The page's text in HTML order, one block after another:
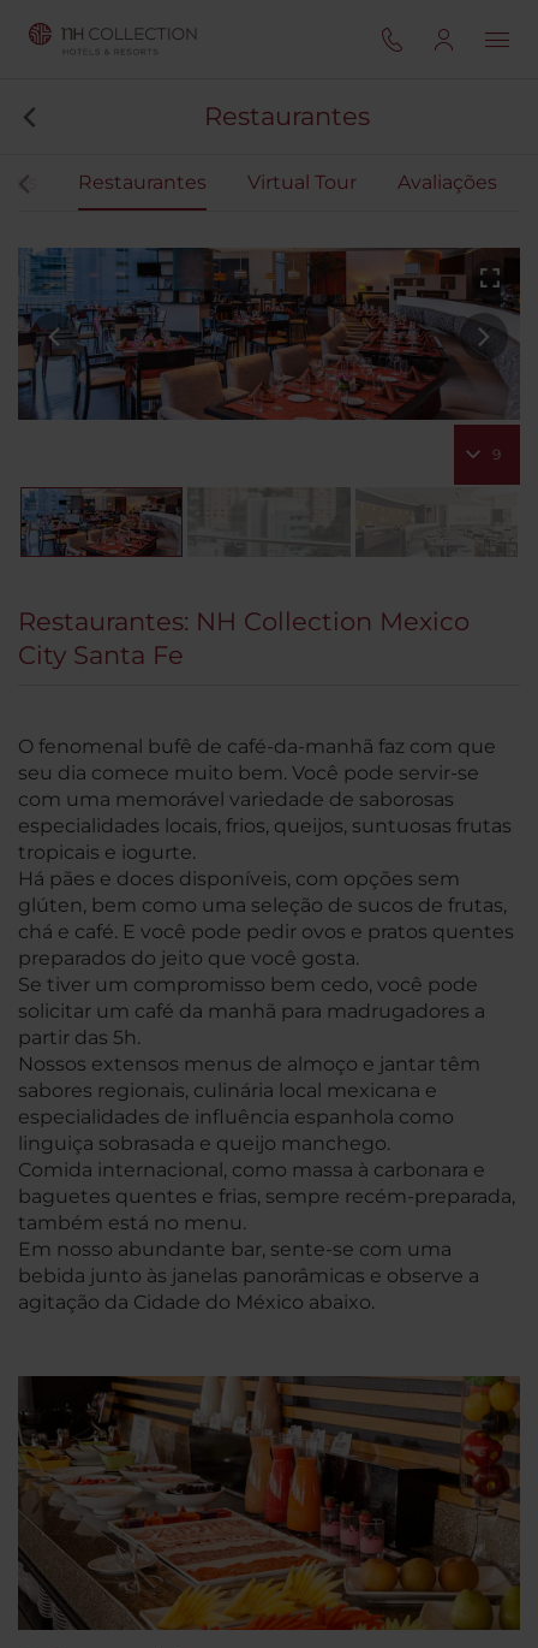
Restaurantes
Restaurantes Virtual Tour Avaliações
9
Restaurantes: NH Collection Mexico
City Santa Fe
O fenomenal bufê de café-da-manhã faz com que
seu dia comece muito bem. Você pode servir-se
com uma memorável variedade de saborosas
especialidades locais, frios, queijos, suntuosas frutas
tropicais e iogurte.
Há pães e doces disponíveis, com opções sem
glúten, bem como uma seleção de sucos de frutas,
chá e café. E você pode pedir ovos e pratos quentes
preparados do jeito que você gosta.
Se tiver um compromisso bem cedo, você pode
solicitar um café da manhã para madrugadores a
partir das 5h.
Nossos extensos menus de almoço e jantar têm
sabores regionais, culinária local mexicana e
especialidades de influência espanhola como
linguiça sobrasada e queijo manchego.
Comida internacional, como massa à carbonara e
baguetes quentes e frias, sempre recém-preparada,
também está no menu.
Em nosso abundante bar, sente-se com uma
bebida junto às janelas panorâmicas e observe a
agitação da Cidade do México abaixo.